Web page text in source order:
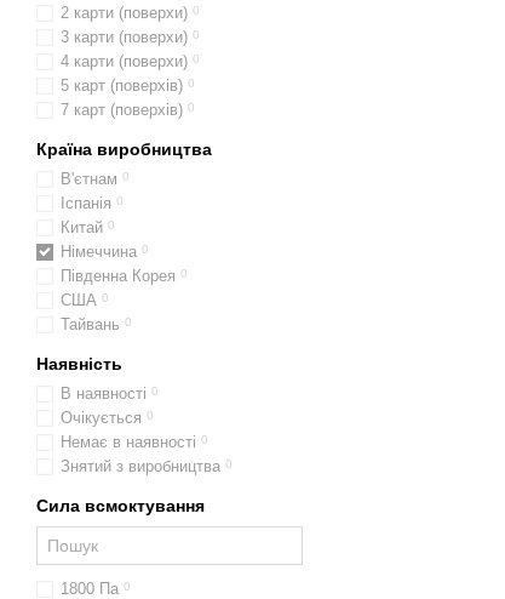
2 карти (поверхи) 0
3 карти (поверхи) 0
4 карти (поверхи) 0
5 карт (поверхів) 0
7 карт (поверхів) 0
Країна виробництва
В'єтнам 0
Іспанія 0
Китай 0
Німеччина 0
Південна Корея 0
США 0
Тайвань 0
Наявність
В наявності 0
Очікується 0
Немає в наявності 0
Знятий з виробництва 0
Сила всмоктування
1800 Па 0